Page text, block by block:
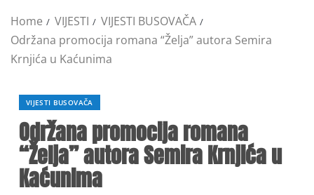
Home VIJESTI
VIJESTI BUSOVAČA
Održana promocija romana “Želja” autora Semira
Krnjića u Kaćunima
VIJESTI BUSOVAČA
Održana promocija romana
“Želja” autora Semira Krnjića u
Kaćunima